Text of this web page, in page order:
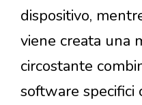
dispositivo,
viene creata una
circostante
software